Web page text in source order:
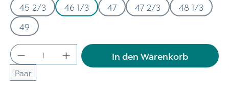
45 2/3
46 1/3 47 47 2/3
48 1/3
49
Produkt Anzahl: Gib den gewünschten
Paar
In den Warenkorb